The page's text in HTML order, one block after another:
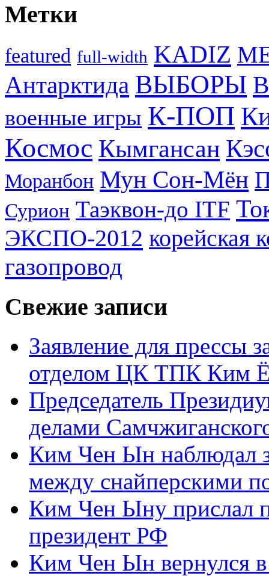
Метки
featured full-width KADIZ
Антарктида ВЫБОРЫ
военные игры К-ПОП
Космос Кымгансан
Моранбон Мун Сон-Мён
Сурион Таэквон-до ITF
ЭКСПО-2012 корейская
газопровод
Свежие записи
Заявление для прессы
отделом ЦК ТПК Ким
Председатель
делами
Ким Чен Ын наблюдал
между снайперскими
Ким Чен Ыну прислал
президент РФ
Ким Чен Ын вернулся